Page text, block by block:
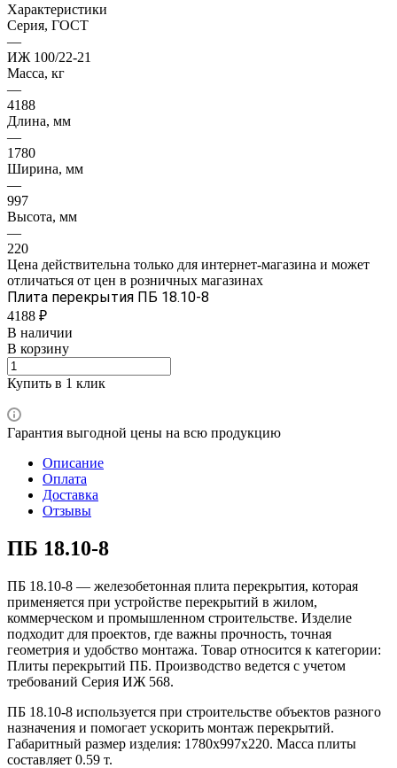
Характеристики
Серия, ГОСТ
—
ИЖ 100/22-21
Масса, кг
—
4188
Длина, мм
—
1780
Ширина, мм
—
997
Высота, мм
—
220
Цена действительна только для интернет-магазина и может
отличаться от цен в розничных магазинах
Плита перекрытия ПБ 18.10-8
4188 ₽
В наличии
В корзину
Купить в 1 клик
Гарантия выгодной цены на всю продукцию
Описание
Оплата
Доставка
Отзывы
ПБ 18.10-8
ПБ 18.10-8 — железобетонная плита перекрытия, которая
применяется при устройстве перекрытий в жилом,
коммерческом и промышленном строительстве. Изделие
подходит для проектов, где важны прочность, точная
геометрия и удобство монтажа. Товар относится к категории:
Плиты перекрытий ПБ. Производство ведется с учетом
требований Серия ИЖ 568.
ПБ 18.10-8 используется при строительстве объектов разного
назначения и помогает ускорить монтаж перекрытий.
Габаритный размер изделия: 1780x997x220. Масса плиты
составляет 0.59 т.